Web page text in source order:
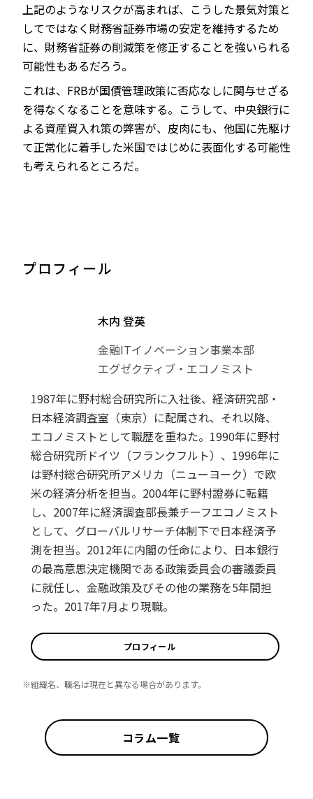
上記のようなリスクが高まれば、こうした景気対策と
してではなく財務省証券市場の安定を維持するため
に、財務省証券の削減策を修正することを強いられる
可能性もあるだろう。
これは、FRBが国債管理政策に否応なしに関与せざる
を得なくなることを意味する。こうして、中央銀行に
よる資産買入れ策の弊害が、皮肉にも、他国に先駆け
て正常化に着手した米国ではじめに表面化する可能性
も考えられるところだ。
プロフィール
木内 登英
金融ITイノベーション事業本部
エグゼクティブ・エコノミスト
1987年に野村総合研究所に入社後、経済研究部・
日本経済調査室（東京）に配属され、それ以降、
エコノミストとして職歴を重ねた。1990年に野村
総合研究所ドイツ（フランクフルト）、1996年に
は野村総合研究所アメリカ（ニューヨーク）で欧
米の経済分析を担当。2004年に野村證券に転籍
し、2007年に経済調査部長兼チーフエコノミスト
として、グローバルリサーチ体制下で日本経済予
測を担当。2012年に内閣の任命により、日本銀行
の最高意思決定機関である政策委員会の審議委員
に就任し、金融政策及びその他の業務を5年間担
った。2017年7月より現職。
プロフィール
※組織名、職名は現在と異なる場合があります。
コラム一覧